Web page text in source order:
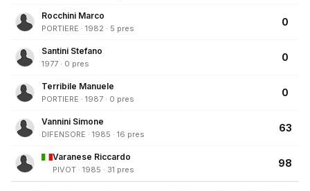
Rocchini Marco
PORTIERE · 1982 · 5 pres
0
Santini Stefano
1977 · 0 pres
0
Terribile Manuele
PORTIERE · 1987 · 0 pres
0
Vannini Simone
DIFENSORE · 1985 · 16 pres
63
Varanese Riccardo
PIVOT · 1985 · 31 pres
98